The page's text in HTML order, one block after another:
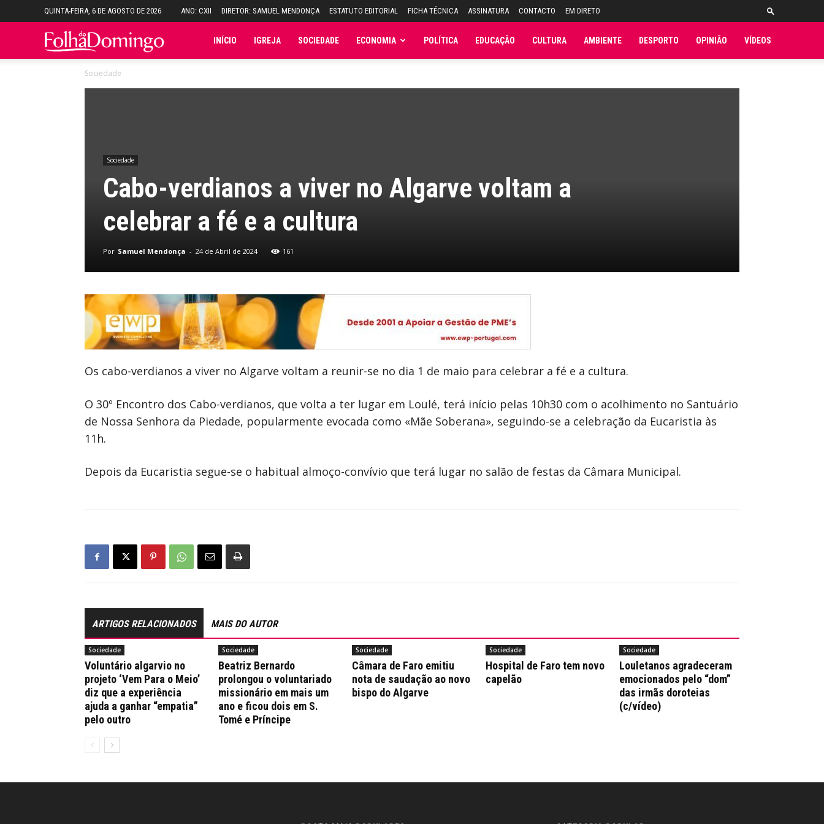
QUINTA-FEIRA, 6 DE AGOSTO DE 2026 ANO: CXII DIRETOR: SAMUEL MENDONÇA ESTATUTO EDITORIAL FICHA TÉCNICA ASSINATURA CONTACTO EM DIRETO
Folha INÍCIO IGREJA SOCIEDADE ECONOMIA POLÍTICA EDUCAÇÃO CULTURA AMBIENTE DESPORTO OPINIÃO VÍDEOS
Sociedade
Sociedade
Cabo-verdianos a viver no Algarve voltam a
celebrar a fé e a cultura
Por Samuel Mendonça - 24 de Abril de 2024 161
Os cabo-verdianos a viver no Algarve voltam a reunir-se no dia 1 de maio para celebrar a fé e a cultura.
O 30º Encontro dos Cabo-verdianos, que volta a ter lugar em Loulé, terá início pelas 10h30 com o acolhimento no Santuário
de Nossa Senhora da Piedade, popularmente evocada como «Mãe Soberana», seguindo-se a celebração da Eucaristia às
11h.
Depois da Eucaristia segue-se o habitual almoço-convívio que terá lugar no salão de festas da Câmara Municipal.
ARTIGOS RELACIONADOS MAIS DO AUTOR
Sociedade
Voluntário algarvio no
projeto ‘Vem Para o Meio’
diz que a experiência
ajuda a ganhar “empatia”
pelo outro
Sociedade
Beatriz Bernardo
prolongou o voluntariado
missionário em mais um
ano e ficou dois em S.
Tomé e Príncipe
Sociedade
Câmara de Faro emitiu
nota de saudação ao novo
bispo do Algarve
Sociedade
Hospital de Faro tem novo
capelão
Sociedade
Louletanos agradeceram
emocionados pelo “dom”
das irmãs doroteias
(c/vídeo)